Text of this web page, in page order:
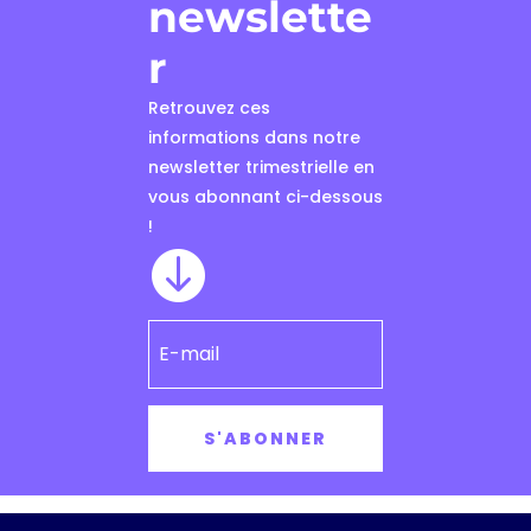
newslette
r
Retrouvez ces
informations dans notre
newsletter trimestrielle en
vous abonnant ci-dessous
!

S'ABONNER